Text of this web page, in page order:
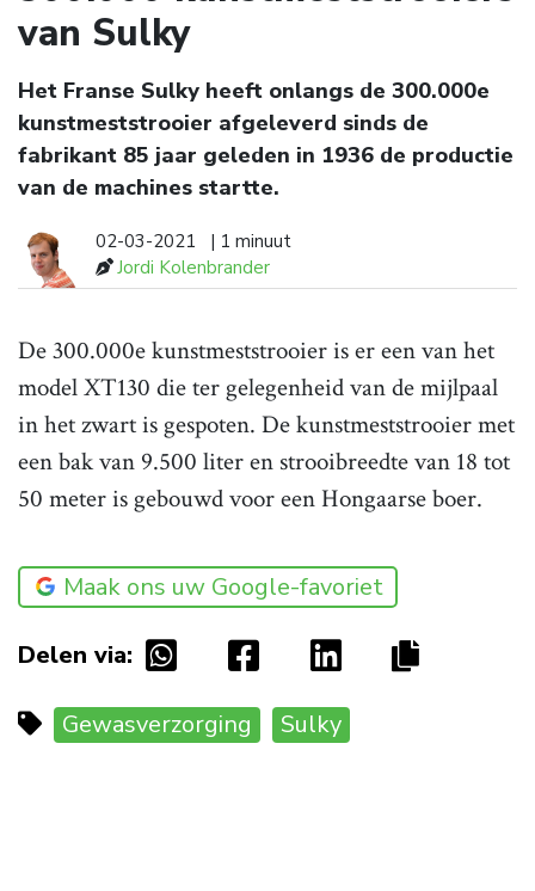
van Sulky
Het Franse Sulky heeft onlangs de 300.000e
kunstmeststrooier afgeleverd sinds de
fabrikant 85 jaar geleden in 1936 de productie
van de machines startte.
02-03-2021
| 1 minuut
Jordi Kolenbrander
De 300.000e kunstmeststrooier is er een van het
model XT130 die ter gelegenheid van de mijlpaal
in het zwart is gespoten. De kunstmeststrooier met
een bak van 9.500 liter en strooibreedte van 18 tot
50 meter is gebouwd voor een Hongaarse boer.
Maak ons uw Google-favoriet
Delen via:
Gewasverzorging Sulky